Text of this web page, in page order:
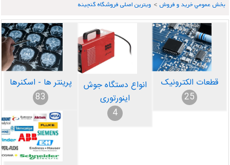
بخش عمومي خريد و فروش> ویترین اصلی فروشگاه گنجینه
قطعات الکترونیک
25
انواع دستگاه جوش
اینورتوری
4
پرینتر ها - اسکنرها
83